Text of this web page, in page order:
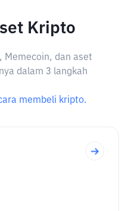
Kripto
Memecoin, dan aset
dalam 3 langkah
membeli kripto.